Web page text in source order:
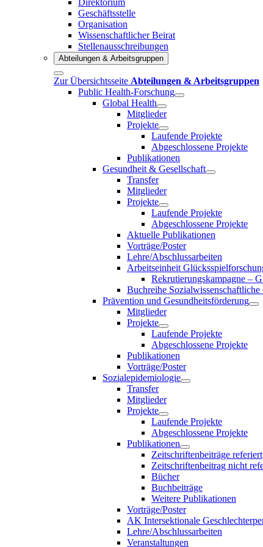
Geschäftsstelle
Organisation
Wissenschaftlicher Beirat
Stellenausschreibungen
Abteilungen & Arbeitsgruppen
Zur Übersichtsseite Abteilungen & Arbeitsgruppen
Public Health-Forschung
Global Health
Mitglieder
Projekte
Laufende Projekte
Abgeschlossene Projekte
Publikationen
Gesundheit & Gesellschaft
Transfer
Mitglieder
Projekte
Laufende Projekte
Abgeschlossene Projekte
Aktuelle Publikationen
Vorträge/Poster
Lehre/Abschlussarbeiten
Arbeitseinheit
Rekrutierungskampagne –
Buchreihe
Prävention und Gesundheitsförderung
Mitglieder
Projekte
Laufende Projekte
Abgeschlossene Projekte
Publikationen
Vorträge/Poster
Sozialepidemiologie
Transfer
Mitglieder
Projekte
Laufende Projekte
Abgeschlossene Projekte
Publikationen
Zeitschriftenbeiträge referiert
Zeitschriftenbeitrag nicht
Bücher
Buchbeiträge
Weitere Publikationen
Vorträge/Poster
AK Intersektionale
Lehre/Abschlussarbeiten
Veranstaltungen